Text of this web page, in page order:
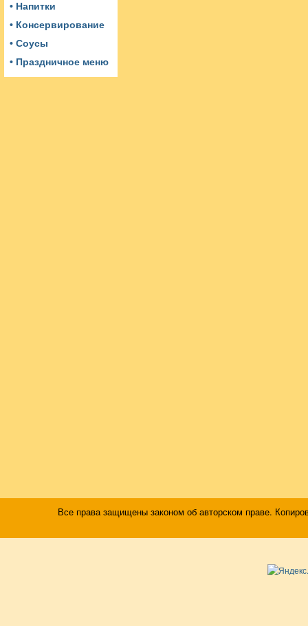
• Напитки
• Консервирование
• Соусы
• Праздничное меню
Все права защищены законом об авторском праве.